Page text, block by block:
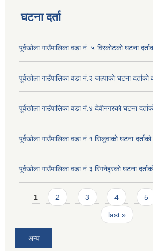
घटना दर्ता
पूर्वखोला गाउँपालिका वडा नं. ५ विरकोटको घटना
पूर्वखोला गाउँपालिका वडा नं.२ जल्पाको घटना दर्ताको
पूर्वखोला गाउँपालिका वडा नं.४ देवीनगरको घटना
पूर्वखोला गाउँपालिका वडा नं.१ सिलुवाको घटना दर्ताको
पूर्वखोला गाउँपालिका वडा नं.३ रिंगनेह्रको घटना
Pages
1 2 3 4 5
last »
अन्य